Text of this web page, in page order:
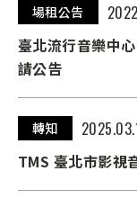
場租公告
臺北流行音樂中
請公告
轉知
TMS 臺北市影視